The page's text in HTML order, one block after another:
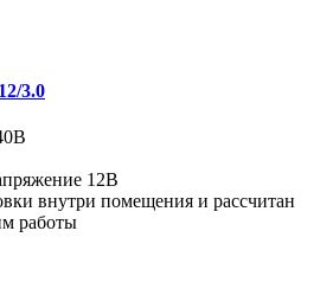
3.0
12В
внутри помещения и рассчитан
работы